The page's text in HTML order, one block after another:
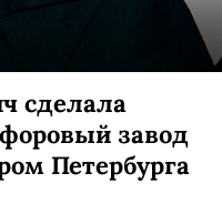
сделала
завод
Петербурга